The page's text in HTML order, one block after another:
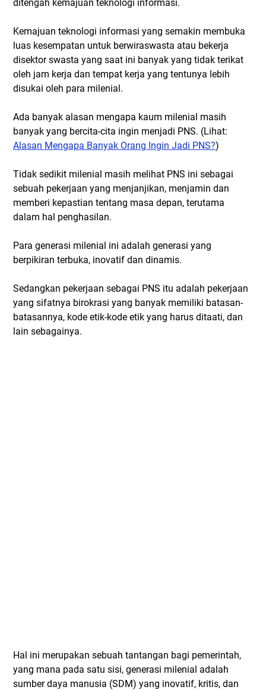
ditengah kemajuan teknologi informasi.
Kemajuan teknologi informasi yang semakin membuka
luas kesempatan untuk berwiraswasta atau bekerja
disektor swasta yang saat ini banyak yang tidak terikat
oleh jam kerja dan tempat kerja yang tentunya lebih
disukai oleh para milenial.
Ada banyak alasan mengapa kaum milenial masih
banyak yang bercita-cita ingin menjadi PNS. (Lihat:
Alasan Mengapa Banyak Orang Ingin Jadi PNS?)
Tidak sedikit milenial masih melihat PNS ini sebagai
sebuah pekerjaan yang menjanjikan, menjamin dan
memberi kepastian tentang masa depan, terutama
dalam hal penghasilan.
Para generasi milenial ini adalah generasi yang
berpikiran terbuka, inovatif dan dinamis.
Sedangkan pekerjaan sebagai PNS itu adalah pekerjaan
yang sifatnya birokrasi yang banyak memiliki batasan-
batasannya, kode etik-kode etik yang harus ditaati, dan
lain sebagainya.
Hal ini merupakan sebuah tantangan bagi pemerintah,
yang mana pada satu sisi, generasi milenial adalah
sumber daya manusia (SDM) yang inovatif, kritis, dan